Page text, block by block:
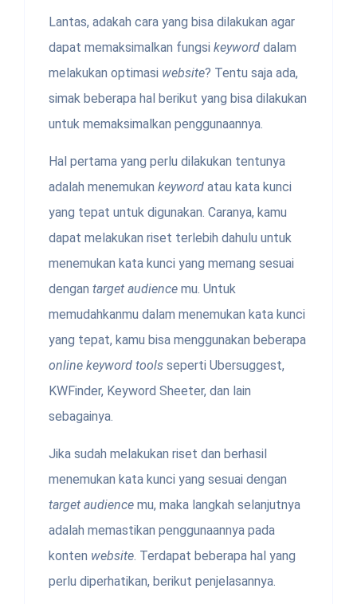
Lantas, adakah cara yang bisa dilakukan agar
dapat memaksimalkan fungsi keyword dalam
melakukan optimasi website? Tentu saja ada,
simak beberapa hal berikut yang bisa dilakukan
untuk memaksimalkan penggunaannya.
Hal pertama yang perlu dilakukan tentunya
adalah menemukan keyword atau kata kunci
yang tepat untuk digunakan. Caranya, kamu
dapat melakukan riset terlebih dahulu untuk
menemukan kata kunci yang memang sesuai
dengan target audience mu. Untuk
memudahkanmu dalam menemukan kata kunci
yang tepat, kamu bisa menggunakan beberapa
online keyword tools seperti Ubersuggest,
KWFinder, Keyword Sheeter, dan lain
sebagainya.
Jika sudah melakukan riset dan berhasil
menemukan kata kunci yang sesuai dengan
target audience mu, maka langkah selanjutnya
adalah memastikan penggunaannya pada
konten website. Terdapat beberapa hal yang
perlu diperhatikan, berikut penjelasannya.